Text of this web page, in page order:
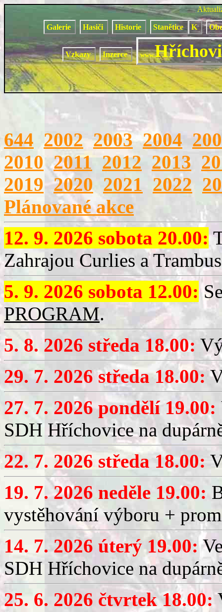
Galerie Hasiči Historie Stanětice K
Vzkazy Inzerce www.
644 2002 2003 2004
2010 2011 2012 2013
2019 2020 2021 2022
Plánované akce
12. 9. 2026 sobota 20.00:
Zahrajou Curlies a
5. 9. 2026 sobota 12.00:
PROGRAM.
5. 8. 2026 středa 18.00:
29. 7. 2026 středa 18.00:
27. 7. 2026 pondělí 19.00:
SDH Hříchovice na
22. 7. 2026 středa 18.00:
19. 7. 2026 neděle 19.00:
vystěhování výboru +
14. 7. 2026 úterý 19.00:
SDH Hříchovice na
25. 6. 2026 čtvrtek 18.00: